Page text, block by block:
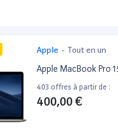
Apple - Tout en un
Apple MacBook Pro
403 offres à partir de :
400,00 €